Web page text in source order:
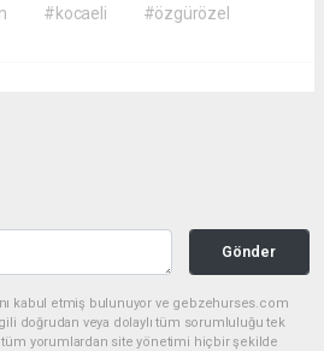
#kocaeli
#özgürözel
Gönder
kabul etmiş bulunuyor ve gebzehurses.com
doğrudan veya dolaylı tüm sorumluluğu tek
tüm yorumlardan site yönetimi hiçbir şekilde